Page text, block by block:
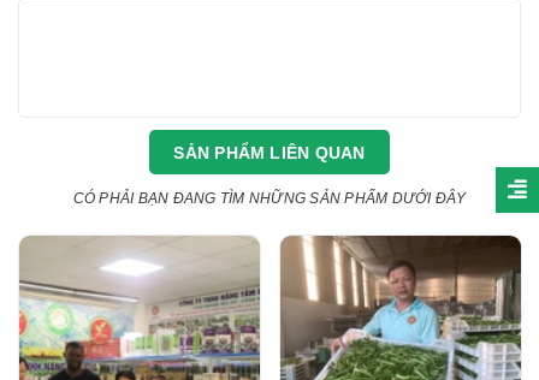
SẢN PHẨM LIÊN QUAN
CÓ PHẢI BẠN ĐANG TÌM NHỮNG SẢN PHẨM DƯỚI ĐÂY